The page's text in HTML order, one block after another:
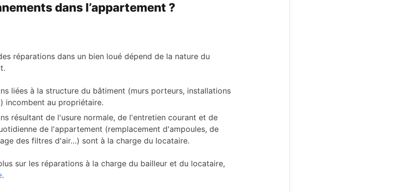
dans l’appartement ?
réparations dans un bien loué dépend de la nature du
liées à la structure du bâtiment (murs porteurs, installations
incombent au propriétaire.
résultant de l'usure normale, de l'entretien courant et de
de l'appartement (remplacement d'ampoules, de
des filtres d'air…) sont à la charge du locataire.
sur les réparations à la charge du bailleur et du locataire,
.